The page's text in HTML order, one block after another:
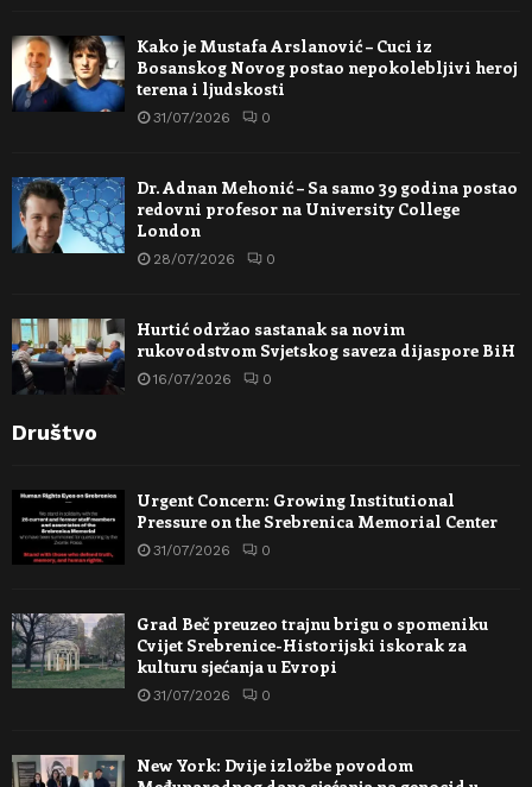
Kako je Mustafa Arslanović – Cuci iz
Bosanskog Novog postao nepokolebljivi heroj
terena i ljudskosti
31/07/2026 0
Dr. Adnan Mehonić – Sa samo 39 godina postao
redovni profesor na University College
London
28/07/2026 0
Hurtić održao sastanak sa novim
rukovodstvom Svjetskog saveza dijaspore BiH
16/07/2026 0
Društvo
Urgent Concern: Growing Institutional
Pressure on the Srebrenica Memorial Center
31/07/2026 0
Grad Beč preuzeo trajnu brigu o spomeniku
Cvijet Srebrenice-Historijski iskorak za
kulturu sjećanja u Evropi
31/07/2026 0
New York: Dvije izložbe povodom